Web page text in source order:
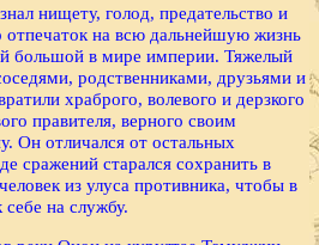
нищету, голод, предательство и
отпечаток на всю дальнейшую жизнь
большой в мире империи. Тяжелый
родственниками, друзьями и
храброго, волевого и дерзкого
правителя, верного своим
Он отличался от остальных
сражений старался сохранить в
из улуса противника, чтобы в
на службу.